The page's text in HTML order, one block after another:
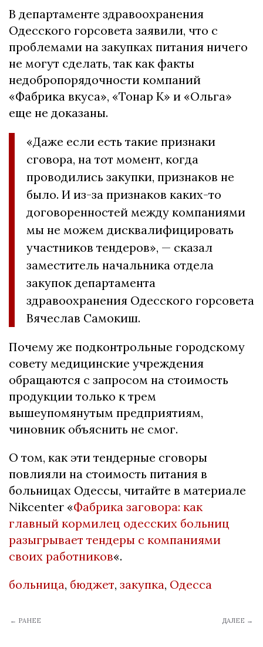
В департаменте здравоохранения
Одесского горсовета заявили, что с
проблемами на закупках питания ничего
не могут сделать, так как факты
недобропорядочности компаний
«Фабрика вкуса», «Тонар К» и «Ольга»
еще не доказаны.
«Даже если есть такие признаки
сговора, на тот момент, когда
проводились закупки, признаков не
было. И из-за признаков каких-то
договоренностей между компаниями
мы не можем дисквалифицировать
участников тендеров», — сказал
заместитель начальника отдела
закупок департамента
здравоохранения Одесского горсовета
Вячеслав Самокиш.
Почему же подконтрольные городскому
совету медицинские учреждения
обращаются с запросом на стоимость
продукции только к трем
вышеупомянутым предприятиям,
чиновник объяснить не смог.
О том, как эти тендерные сговоры
повлияли на стоимость питания в
больницах Одессы, читайте в материале
Nikcenter «Фабрика заговора: как
главный кормилец одесских больниц
разыгрывает тендеры с компаниями
своих работников«.
больница, бюджет, закупка, Одесса
← РАНЕЕ ДАЛЕЕ →